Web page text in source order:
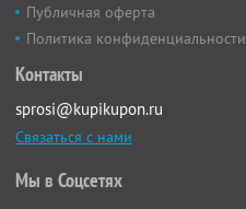
Публичная оферта
Политика конфиденциальности
Контакты
sprosi@kupikupon.ru
Связаться с нами
Мы в Соцсетях